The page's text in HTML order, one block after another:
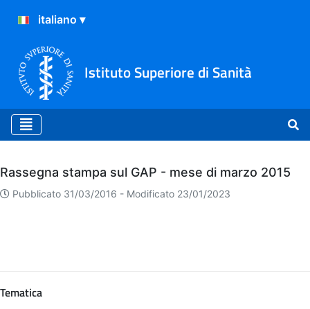
Istituto Superiore di Sanità
Archivio
Rassegna stampa sul GAP - mese di marzo 2015
Pubblicato 31/03/2016 - Modificato 23/01/2023
Tematica